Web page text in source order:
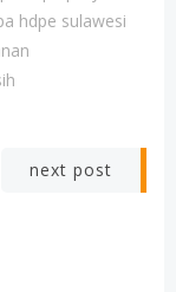
hdpe sulawesi
next post